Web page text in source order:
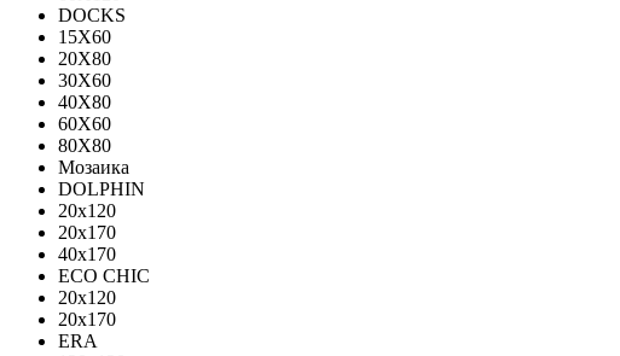
DOCKS
15X60
20X80
30X60
40X80
60X60
80X80
Мозаика
DOLPHIN
20x120
20x170
40x170
ECO CHIC
20х120
20х170
ERA